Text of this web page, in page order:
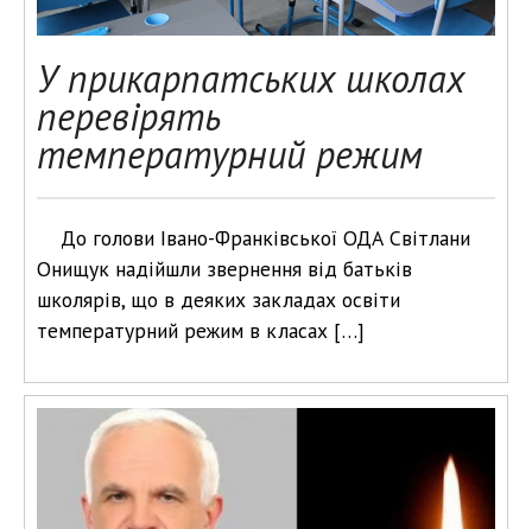
У прикарпатських школах
перевірять
температурний режим
До голови Івано-Франківської ОДА Світлани
Онищук надійшли звернення від батьків
школярів, що в деяких закладах освіти
температурний режим в класах […]